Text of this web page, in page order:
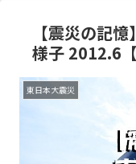
【震災の記
様子 2012.6
東日本大震災